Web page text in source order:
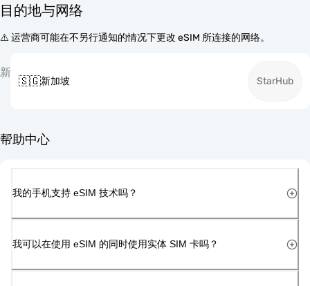
目的地与网络
⚠️ 运营商可能在不另行通知的情况下更改 eSIM 所连接的网络。
新
🇸🇬新加坡 StarHub
帮助中心
我的手机支持 eSIM 技术吗？
我可以在使用 eSIM 的同时使用实体 SIM 卡吗？